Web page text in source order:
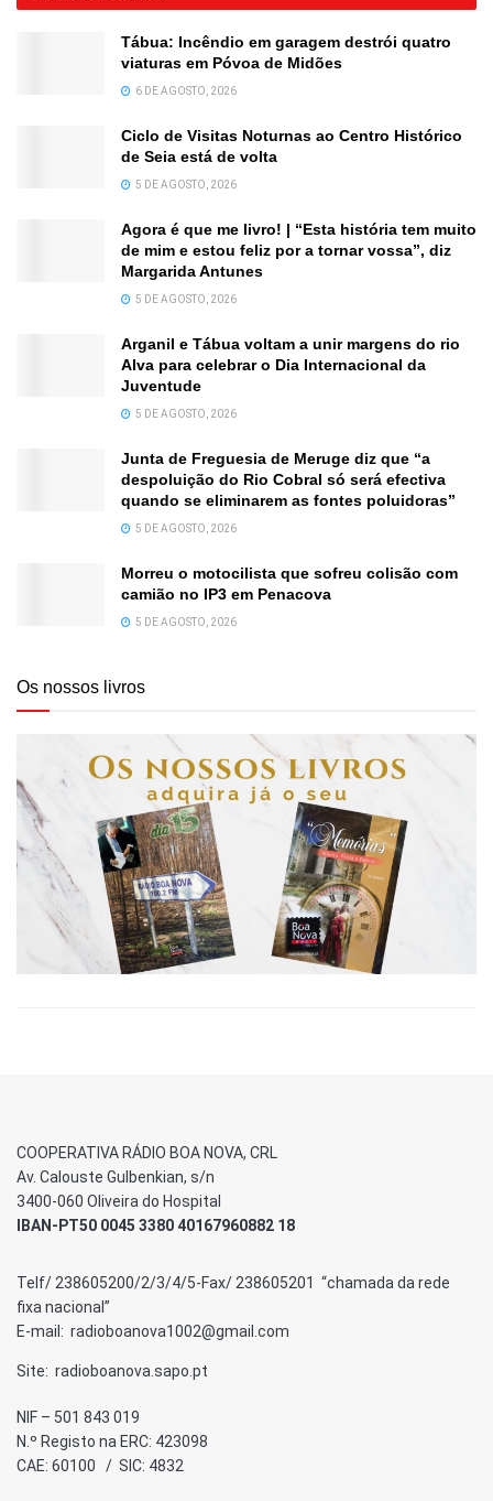
Tábua: Incêndio em garagem destrói quatro
viaturas em Póvoa de Midões
6 DE AGOSTO, 2026
Ciclo de Visitas Noturnas ao Centro Histórico
de Seia está de volta
5 DE AGOSTO, 2026
Agora é que me livro! | “Esta história tem muito
de mim e estou feliz por a tornar vossa”, diz
Margarida Antunes
5 DE AGOSTO, 2026
Arganil e Tábua voltam a unir margens do rio
Alva para celebrar o Dia Internacional da
Juventude
5 DE AGOSTO, 2026
Junta de Freguesia de Meruge diz que “a
despoluição do Rio Cobral só será efectiva
quando se eliminarem as fontes poluidoras”
5 DE AGOSTO, 2026
Morreu o motocilista que sofreu colisão com
camião no IP3 em Penacova
5 DE AGOSTO, 2026
Os nossos livros
COOPERATIVA RÁDIO BOA NOVA, CRL
Av. Calouste Gulbenkian, s/n
3400-060 Oliveira do Hospital
IBAN-PT50 0045 3380 40167960882 18
Telf/ 238605200/2/3/4/5-Fax/ 238605201 “chamada da rede
fixa nacional”
E-mail: radioboanova1002@gmail.com
Site: radioboanova.sapo.pt
NIF – 501 843 019
N.º Registo na ERC: 423098
CAE: 60100 / SIC: 4832